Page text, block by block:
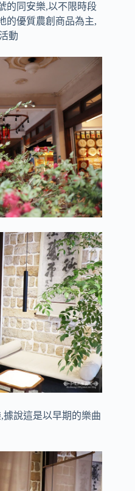
的同安樂,以不限時段
的優質農創商品為主,
動
說這是以早期的樂曲